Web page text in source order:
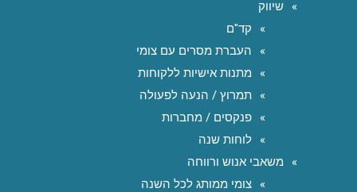
שיווק
קד"ם
העברת מסרים עם צומי
מתנות אישיות ללקוחות
תמרוץ / הנעה לפעולה
פנקסים / מחברות
לוחות שנה
משאבי אנוש ורווחה
צומי ממותג לכל השנה